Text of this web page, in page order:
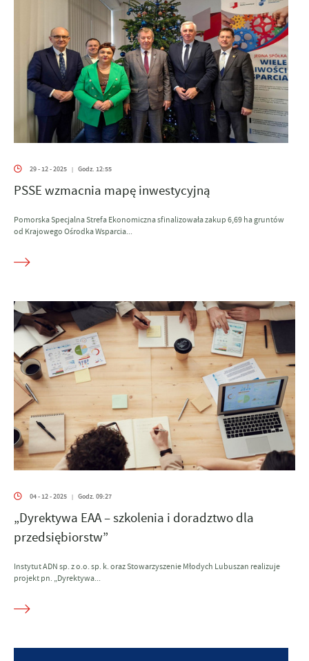
29 - 12 - 2025 | Godz. 12:55
PSSE wzmacnia mapę inwestycyjną
Pomorska Specjalna Strefa Ekonomiczna sfinalizowała zakup 6,69 ha gruntów
od Krajowego Ośrodka Wsparcia...
04 - 12 - 2025 | Godz. 09:27
„Dyrektywa EAA – szkolenia i doradztwo dla
przedsiębiorstw”
Instytut ADN sp. z o.o. sp. k. oraz Stowarzyszenie Młodych Lubuszan realizuje
projekt pn. „Dyrektywa...